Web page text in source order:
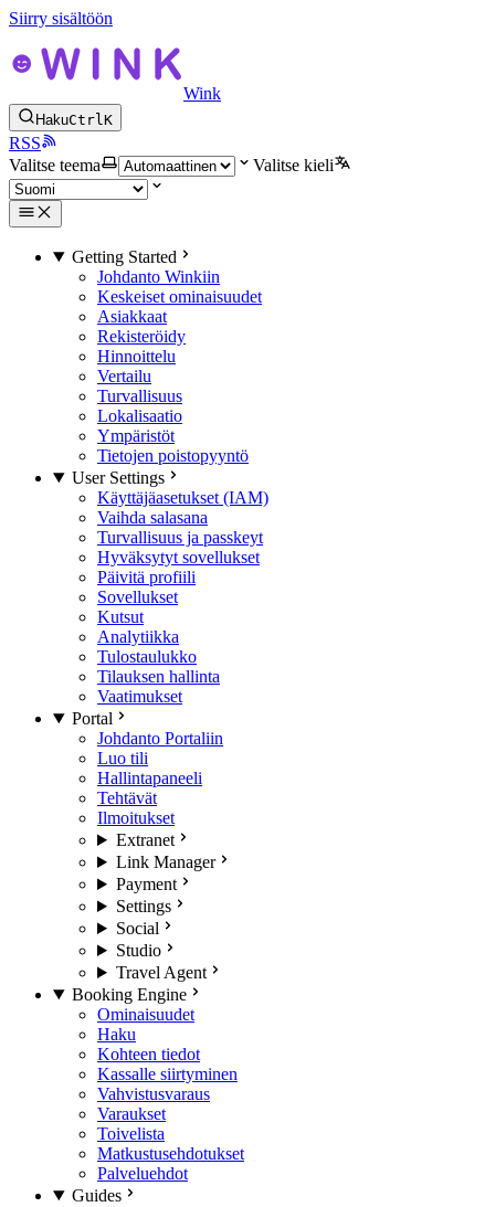
Siirry sisältöön
Wink
HakuCtrlK
RSS
Valitse teema
Valitse kieli
Getting Started
Johdanto Winkiin
Keskeiset ominaisuudet
Asiakkaat
Rekisteröidy
Hinnoittelu
Vertailu
Turvallisuus
Lokalisaatio
Ympäristöt
Tietojen poistopyyntö
User Settings
Käyttäjäasetukset (IAM)
Vaihda salasana
Turvallisuus ja passkeyt
Hyväksytyt sovellukset
Päivitä profiili
Sovellukset
Kutsut
Analytiikka
Tulostaulukko
Tilauksen hallinta
Vaatimukset
Portal
Johdanto Portaliin
Luo tili
Hallintapaneeli
Tehtävät
Ilmoitukset
Extranet
Link Manager
Payment
Settings
Social
Studio
Travel Agent
Booking Engine
Ominaisuudet
Haku
Kohteen tiedot
Kassalle siirtyminen
Vahvistusvaraus
Varaukset
Toivelista
Matkustusehdotukset
Palveluehdot
Guides